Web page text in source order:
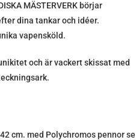
MÄSTERVERK börjar
dina tankar och idéer.
vapensköld.
och är vackert skissat med
cm. med Polychromos pennor se